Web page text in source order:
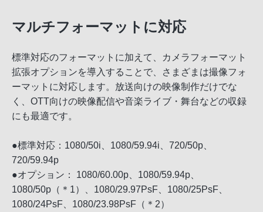
マルチフォーマットに対応
標準対応のフォーマットに加えて、カメラフォーマット
拡張オプションを導入することで、さまざまは撮像フォ
ーマットに対応します。放送向けの映像制作だけでな
く、OTT向けの映像配信や音楽ライブ・舞台などの収録
にも最適です。
●標準対応：1080/50i、1080/59.94i、720/50p、
720/59.94p
●オプション： 1080/60.00p、1080/59.94p、
1080/50p（＊1）、1080/29.97PsF、1080/25PsF、
1080/24PsF、1080/23.98PsF（＊2）